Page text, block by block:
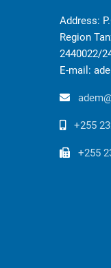
Address:
Region
2440022/
E-mail:
+255
+255